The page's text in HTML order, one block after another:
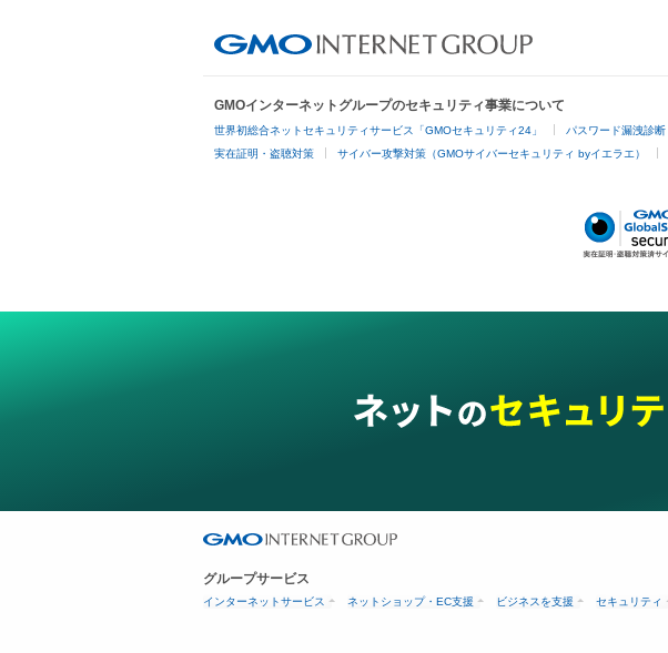
GMOインターネットグループのセキュリティ事業について
世界初総合ネットセキュリティサービス「GMOセキュリティ24」 パスワード漏洩診断
実在証明・盗聴対策 サイバー攻撃対策（GMOサイバーセキュリティ byイエラエ）
グループサービス
インターネットサービス ネットショップ・EC支援 ビジネスを支援 セキュリティ